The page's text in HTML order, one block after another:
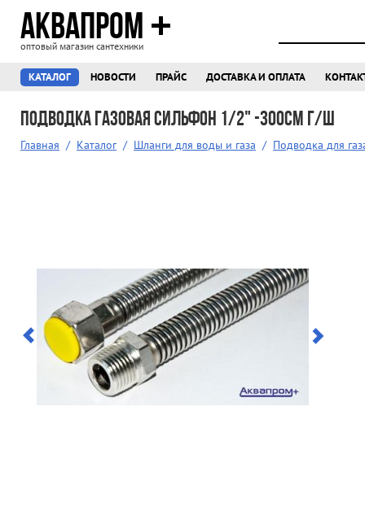
АКВАПРОМ
оптовый магазин сантехники
КАТАЛОГ НОВОСТИ ПРАЙС ДОСТАВКА И ОПЛАТА
Подводка газовая сильфон 1/2" -300см г/ш
Главная / Каталог / Шланги для воды и газа / Подводка для